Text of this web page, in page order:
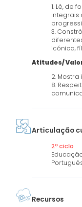
1. Lê, de
integrais
3.
icónica,
Atitudes/
2.
8.
Articulação
2º ciclo
Recursos